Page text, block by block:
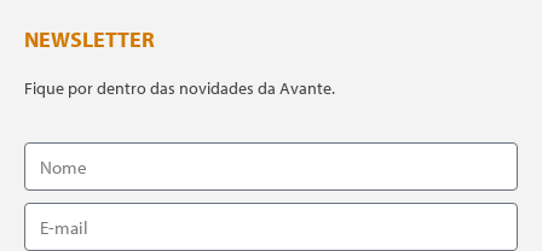
NEWSLETTER
Fique por dentro das novidades da Avante.